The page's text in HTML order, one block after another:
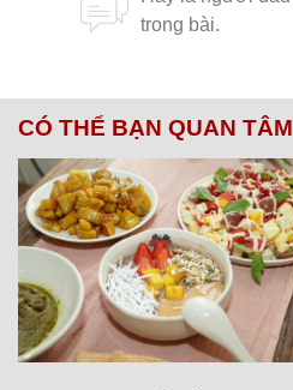
CÓ THỂ BẠN QUAN TÂM